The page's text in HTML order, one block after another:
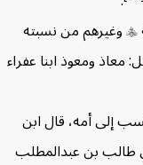
من نسبته
ومعوذ ابنا عفراء
أمه، قال ابن
بن عبدالمطلب